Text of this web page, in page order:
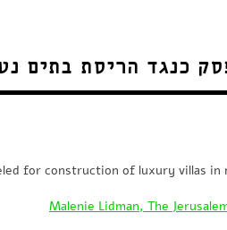
כנגד הריסת בתים
for construction of luxury villas in
Malenie Lidman, The